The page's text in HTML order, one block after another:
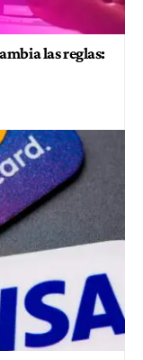
las reglas: